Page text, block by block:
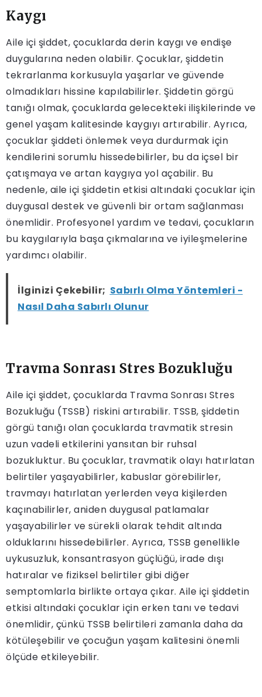
Kaygı
Aile içi şiddet, çocuklarda derin kaygı ve endişe
duygularına neden olabilir. Çocuklar, şiddetin
tekrarlanma korkusuyla yaşarlar ve güvende
olmadıkları hissine kapılabilirler. Şiddetin görgü
tanığı olmak, çocuklarda gelecekteki ilişkilerinde ve
genel yaşam kalitesinde kaygıyı artırabilir. Ayrıca,
çocuklar şiddeti önlemek veya durdurmak için
kendilerini sorumlu hissedebilirler, bu da içsel bir
çatışmaya ve artan kaygıya yol açabilir. Bu
nedenle, aile içi şiddetin etkisi altındaki çocuklar için
duygusal destek ve güvenli bir ortam sağlanması
önemlidir. Profesyonel yardım ve tedavi, çocukların
bu kaygılarıyla başa çıkmalarına ve iyileşmelerine
yardımcı olabilir.
İlginizi Çekebilir; Sabırlı Olma Yöntemleri -
Nasıl Daha Sabırlı Olunur
Travma Sonrası Stres Bozukluğu
Aile içi şiddet, çocuklarda Travma Sonrası Stres
Bozukluğu (TSSB) riskini artırabilir. TSSB, şiddetin
görgü tanığı olan çocuklarda travmatik stresin
uzun vadeli etkilerini yansıtan bir ruhsal
bozukluktur. Bu çocuklar, travmatik olayı hatırlatan
belirtiler yaşayabilirler, kabuslar görebilirler,
travmayı hatırlatan yerlerden veya kişilerden
kaçınabilirler, aniden duygusal patlamalar
yaşayabilirler ve sürekli olarak tehdit altında
olduklarını hissedebilirler. Ayrıca, TSSB genellikle
uykusuzluk, konsantrasyon güçlüğü, irade dışı
hatıralar ve fiziksel belirtiler gibi diğer
semptomlarla birlikte ortaya çıkar. Aile içi şiddetin
etkisi altındaki çocuklar için erken tanı ve tedavi
önemlidir, çünkü TSSB belirtileri zamanla daha da
kötüleşebilir ve çocuğun yaşam kalitesini önemli
ölçüde etkileyebilir.